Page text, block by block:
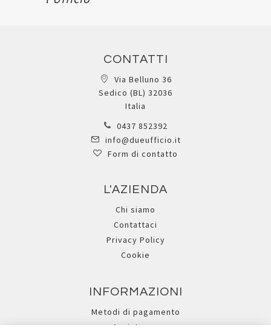
CONTATTI
Via Belluno 36
Sedico (BL) 32036
Italia
0437 852392
info@dueufficio.it
Form di contatto
L'AZIENDA
Chi siamo
Contattaci
Privacy Policy
Cookie
INFORMAZIONI
Metodi di pagamento
Assistenza